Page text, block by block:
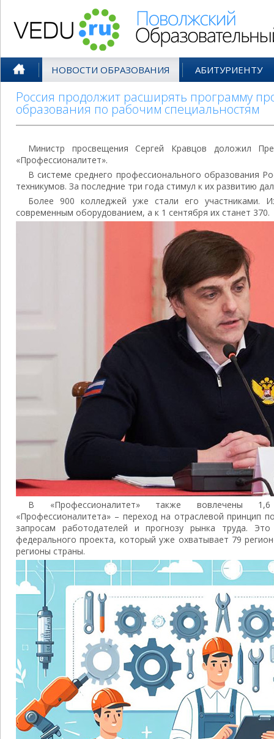
НОВОСТИ ОБРАЗОВАНИЯ АБИТУРИЕНТУ
Россия продолжит расширять программу
образования по рабочим специальностям
Министр просвещения Сергей Кравцов доложил
«Профессионалитет».
В системе среднего профессионального образования
техникумов. За последние три года стимул к их развитию
Более 900 колледжей уже стали его участниками.
современным оборудованием, а к 1 сентября их станет 370.
В «Профессионалитет» также вовлечены
«Профессионалитета» – переход на отраслевой принцип
запросам работодателей и прогнозу рынка труда.
федерального проекта, который уже охватывает 79
регионы страны.